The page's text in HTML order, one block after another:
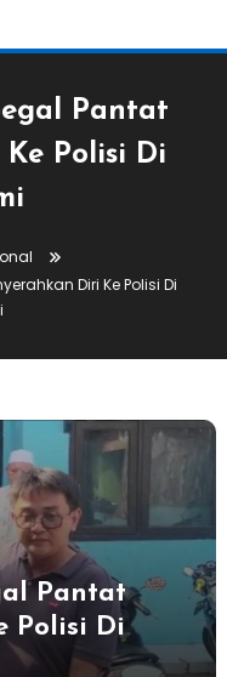
Pantat
Polisi Di
Diri Ke Polisi Di
Pantat
Polisi Di